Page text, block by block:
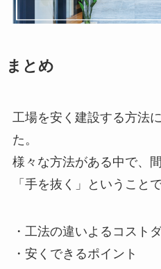
まとめ
工場を安く建設する方法
た。
様々な方法がある中で、
「手を抜く」ということ
・工法の違いよるコスト
・安くできるポイント